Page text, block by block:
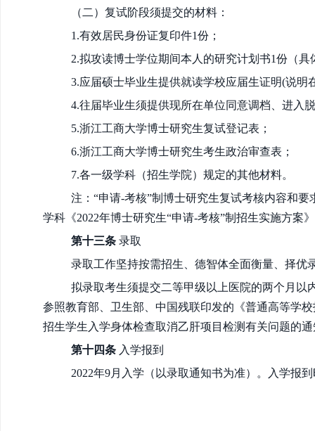
（二）复试阶段须提交的材料：
1.有效居民身份证复印件1份；
2.拟攻读博士学位期间本人的研究计划书1份（具
3.应届硕士毕业生提供就读学校应届生证明(说明
4.往届毕业生须提供现所在单位同意调档、进入
5.浙江工商大学博士研究生复试登记表；
6.浙江工商大学博士研究生考生政治审查表；
7.各一级学科（招生学院）规定的其他材料。
注：“申请-考核”制博士研究生复试考核内容和
学科《2022年博士研究生“申请-考核”制招生实施方案
第十三条 录取
录取工作坚持按需招生、德智体全面衡量、择优
拟录取考生须提交二等甲级以上医院的两个月以
参照教育部、卫生部、中国残联印发的《普通高等学
招生学生入学身体检查取消乙肝项目检测有关问题的
第十四条 入学报到
2022年9月入学（以录取通知书为准）。入学报